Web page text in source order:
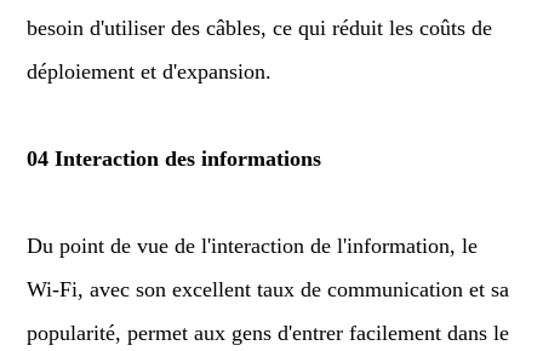
besoin d'utiliser des câbles, ce qui réduit les coûts de
déploiement et d'expansion.
04 Interaction des informations
Du point de vue de l'interaction de l'information, le
Wi-Fi, avec son excellent taux de communication et sa
popularité, permet aux gens d'entrer facilement dans le